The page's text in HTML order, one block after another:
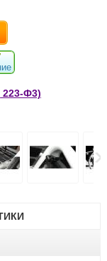
223-Ф3)